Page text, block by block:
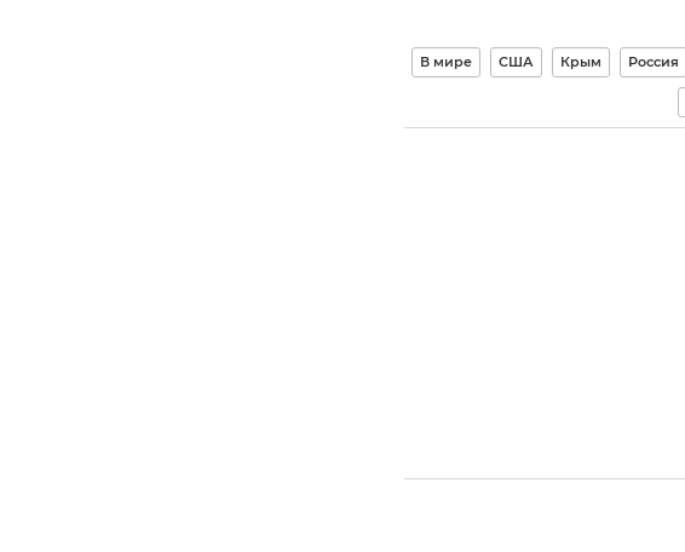
В мире США Крым Россия